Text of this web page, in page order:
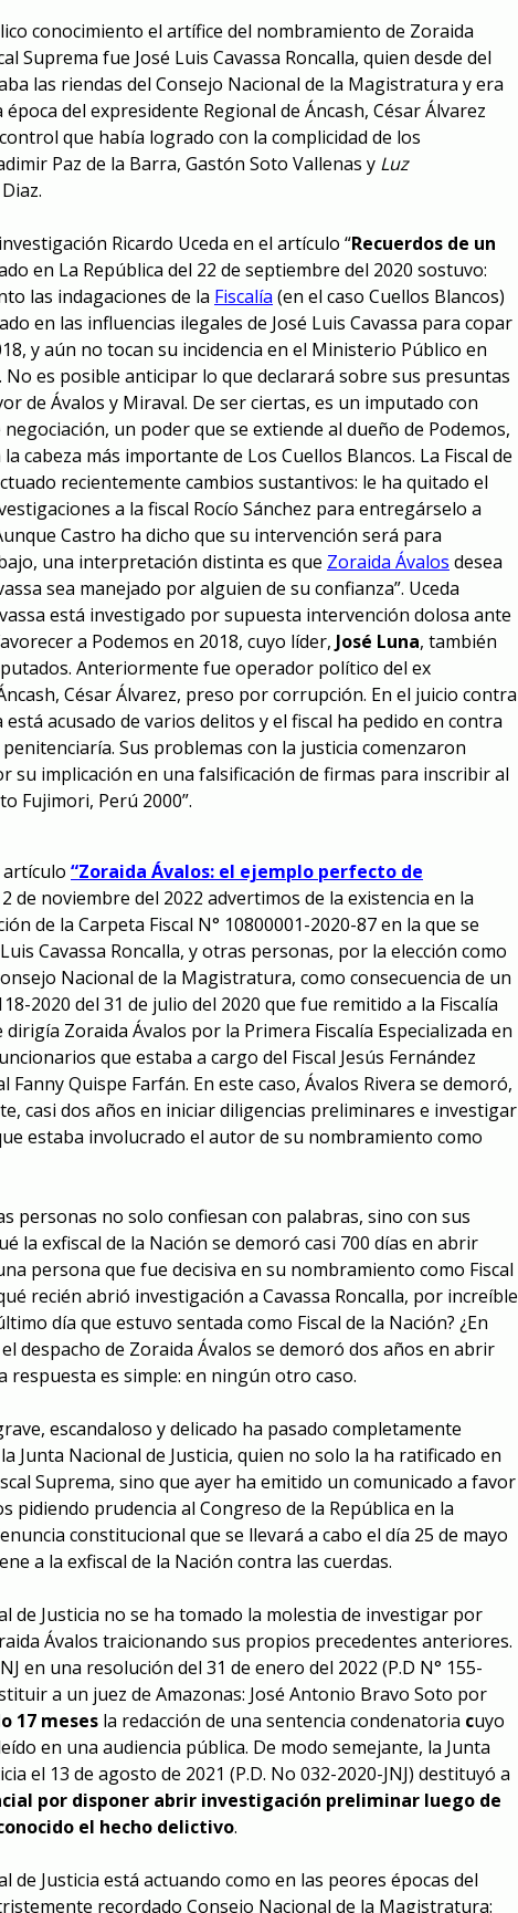
conocimiento el artífice del nombramiento de Zoraida
Suprema fue José Luis Cavassa Roncalla, quien desde del
las riendas del Consejo Nacional de la Magistratura y era
del expresidente Regional de Áncash, César Álvarez
que había logrado con la complicidad de los
Paz de la Barra, Gastón Soto Vallenas y Luz
Ricardo Uceda en el artículo “Recuerdos de un
en La República del 22 de septiembre del 2020 sostuvo:
las indagaciones de la Fiscalía (en el caso Cuellos Blancos)
en las influencias ilegales de José Luis Cavassa para copar
y aún no tocan su incidencia en el Ministerio Público en
es posible anticipar lo que declarará sobre sus presuntas
de Ávalos y Miraval. De ser ciertas, es un imputado con
un poder que se extiende al dueño de Podemos,
la cabeza más importante de Los Cuellos Blancos. La Fiscal de
recientemente cambios sustantivos: le ha quitado el
a la fiscal Rocío Sánchez para entregárselo a
Castro ha dicho que su intervención será para
una interpretación distinta es que Zoraida Ávalos desea
sea manejado por alguien de su confianza”. Uceda
está investigado por supuesta intervención dolosa ante
a Podemos en 2018, cuyo líder, José Luna, también
Anteriormente fue operador político del ex
César Álvarez, preso por corrupción. En el juicio contra
está acusado de varios delitos y el fiscal ha pedido en contra
Sus problemas con la justicia comenzaron
su implicación en una falsificación de firmas para inscribir al
Fujimori, Perú 2000”.
artículo “Zoraida Ávalos: el ejemplo perfecto de
de noviembre del 2022 advertimos de la existencia en la
de la Carpeta Fiscal N° 10800001-2020-87 en la que se
Cavassa Roncalla, y otras personas, por la elección como
Nacional de la Magistratura, como consecuencia de un
2020 del 31 de julio del 2020 que fue remitido a la Fiscalía
dirigía Zoraida Ávalos por la Primera Fiscalía Especializada en
que estaba a cargo del Fiscal Jesús Fernández
Fanny Quispe Farfán. En este caso, Ávalos Rivera se demoró,
casi dos años en iniciar diligencias preliminares e investigar
estaba involucrado el autor de su nombramiento como
personas no solo confiesan con palabras, sino con sus
la exfiscal de la Nación se demoró casi 700 días en abrir
persona que fue decisiva en su nombramiento como Fiscal
recién abrió investigación a Cavassa Roncalla, por increíble
día que estuvo sentada como Fiscal de la Nación? ¿En
despacho de Zoraida Ávalos se demoró dos años en abrir
respuesta es simple: en ningún otro caso.
escandaloso y delicado ha pasado completamente
Junta Nacional de Justicia, quien no solo la ha ratificado en
Suprema, sino que ayer ha emitido un comunicado a favor
pidiendo prudencia al Congreso de la República en la
constitucional que se llevará a cabo el día 25 de mayo
a la exfiscal de la Nación contra las cuerdas.
de Justicia no se ha tomado la molestia de investigar por
Ávalos traicionando sus propios precedentes anteriores.
en una resolución del 31 de enero del 2022 (P.D N° 155-
a un juez de Amazonas: José Antonio Bravo Soto por
17 meses la redacción de una sentencia condenatoria cuyo
en una audiencia pública. De modo semejante, la Junta
el 13 de agosto de 2021 (P.D. No 032-2020-JNJ) destituyó a
por disponer abrir investigación preliminar luego de
el hecho delictivo.
de Justicia está actuando como en las peores épocas del
recordado Consejo Nacional de la Magistratura: